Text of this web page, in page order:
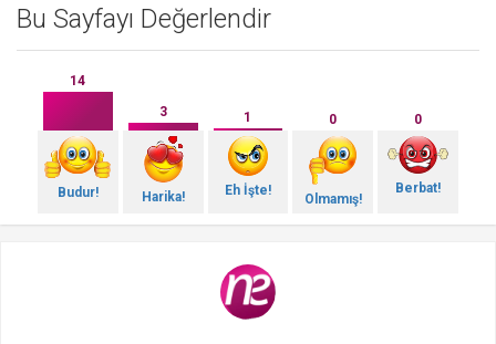
Bu Sayfayı Değerlendir
14
Budur!
3
Harika!
1
Eh İşte!
0
Olmamış!
0
Berbat!